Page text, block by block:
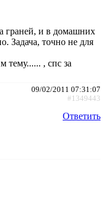
граней, и в домашних
Задача, точно не для
тему...... , спс за
09/02/2011 07:31:07
#1349443
Ответить